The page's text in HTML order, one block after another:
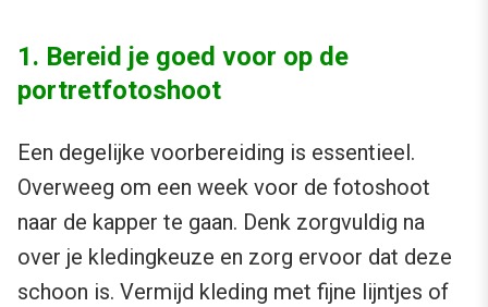
1. Bereid je goed voor op de
portretfotoshoot
Een degelijke voorbereiding is essentieel.
Overweeg om een week voor de fotoshoot
naar de kapper te gaan. Denk zorgvuldig na
over je kledingkeuze en zorg ervoor dat deze
schoon is. Vermijd kleding met fijne lijntjes of